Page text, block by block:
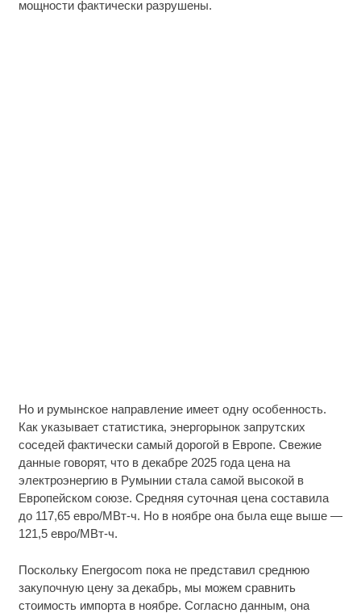
мощности фактически разрушены.
Но и румынское направление имеет одну особенность.
Как указывает статистика, энергорынок запрутских
соседей фактически самый дорогой в Европе. Свежие
данные говорят, что в декабре 2025 года цена на
электроэнергию в Румынии стала самой высокой в
Европейском союзе. Средняя суточная цена составила
до 117,65 евро/МВт-ч. Но в ноябре она была еще выше —
121,5 евро/МВт-ч.
Поскольку Energocom пока не представил среднюю
закупочную цену за декабрь, мы можем сравнить
стоимость импорта в ноябре. Согласно данным, она